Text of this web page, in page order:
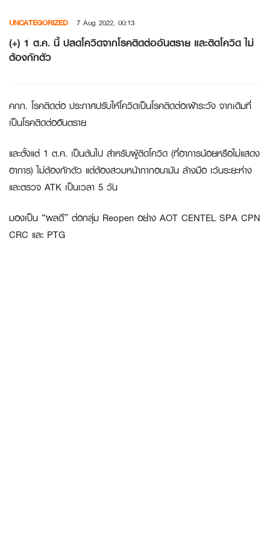
content
UNCATEGORIZED 7 Aug 2022, 00:13
(+) 1 ต.ค. นี้ ปลดโควิดจากโรคติดต่ออันตราย และติดโควิด ไม่
ต้องกักตัว
คกก. โรคติดต่อ ประกาศปรับให้โควิดเป็นโรคติดต่อเฝ้าระวัง จากเดิมที่
เป็นโรคติดต่ออันตราย
และตั้งแต่ 1 ต.ค. เป็นต้นไป สำหรับผู้ติดโควิด (ที่อาการน้อยหรือไม่แสดง
อาการ) ไม่ต้องกักตัว แต่ต้องสวมหน้ากากอนามัน ล้างมือ เว้นระยะห่าง
และตรวจ ATK เป็นเวลา 5 วัน
มองเป็น “ผลดี” ต่อกลุ่ม Reopen อย่าง AOT CENTEL SPA CPN
CRC และ PTG